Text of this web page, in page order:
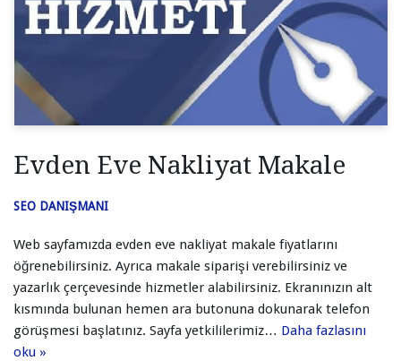
Evden Eve Nakliyat Makale
SEO DANIŞMANI
Web sayfamızda evden eve nakliyat makale fiyatlarını
öğrenebilirsiniz. Ayrıca makale siparişi verebilirsiniz ve
yazarlık çerçevesinde hizmetler alabilirsiniz. Ekranınızın alt
kısmında bulunan hemen ara butonuna dokunarak telefon
görüşmesi başlatınız. Sayfa yetkililerimiz… Daha fazlasını
oku »